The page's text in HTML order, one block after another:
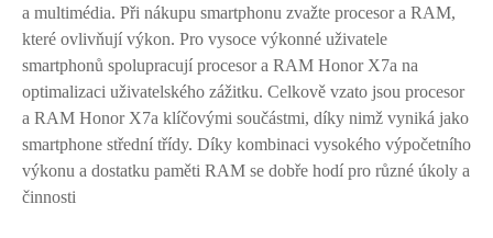
a multimédia. Při nákupu smartphonu zvažte procesor a RAM,
které ovlivňují výkon. Pro vysoce výkonné uživatele
smartphonů spolupracují procesor a RAM Honor X7a na
optimalizaci uživatelského zážitku. Celkově vzato jsou procesor
a RAM Honor X7a klíčovými součástmi, díky nimž vyniká jako
smartphone střední třídy. Díky kombinaci vysokého výpočetního
výkonu a dostatku paměti RAM se dobře hodí pro různé úkoly a
činnosti